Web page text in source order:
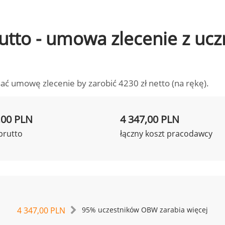
- umowa zlecenie z
umowę zlecenie by zarobić 4230 zł netto (na rękę).
PLN 4 347,00 PLN
łączny koszt pracodawcy
4 347,00 PLN 95% uczestników OBW zarabia więcej